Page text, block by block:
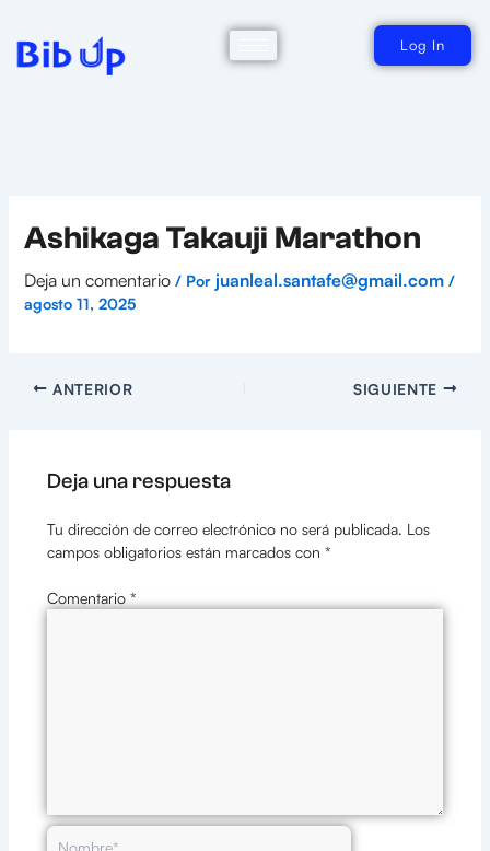
contenido
Log In
Ashikaga Takauji Marathon
Deja un comentario / Por juanleal.santafe@gmail.com /
agosto 11, 2025
ANTERIOR SIGUIENTE
Deja una respuesta
Tu dirección de correo electrónico no será publicada. Los
campos obligatorios están marcados con *
Comentario *
Nombre*